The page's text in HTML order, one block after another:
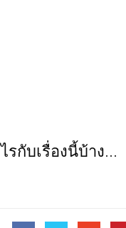
กับเรื่องนี้บ้าง...